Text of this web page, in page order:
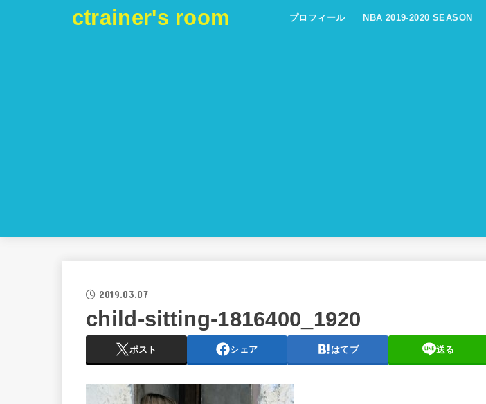
ctrainer's room プロフィール NBA 2019-2020 SEASON
2019.03.07
child-sitting-1816400_1920
ポスト シェア はてブ 送る